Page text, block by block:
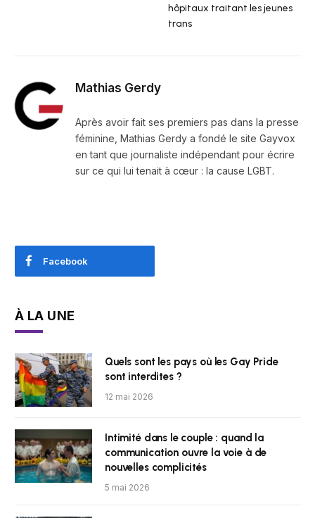
hôpitaux traitant les jeunes
trans
Mathias Gerdy
Après avoir fait ses premiers pas dans la presse
féminine, Mathias Gerdy a fondé le site Gayvox
en tant que journaliste indépendant pour écrire
sur ce qui lui tenait à cœur : la cause LGBT.
Facebook
À LA UNE
Quels sont les pays où les Gay Pride
sont interdites ?
12 mai 2026
Intimité dans le couple : quand la
communication ouvre la voie à de
nouvelles complicités
5 mai 2026